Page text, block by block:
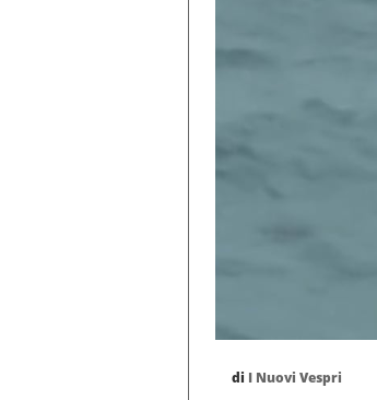
di I Nuovi Vespri